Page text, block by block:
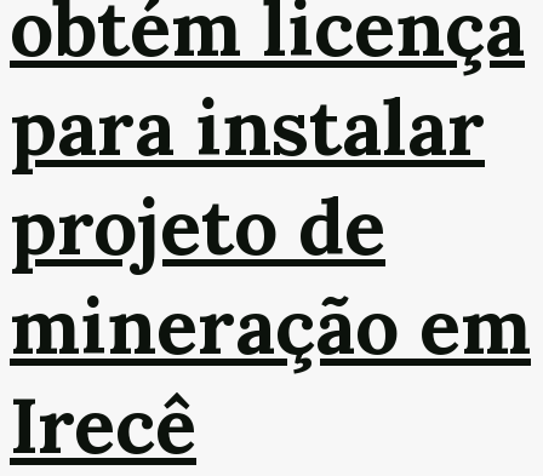
obtém licença
para instalar
projeto de
mineração em
Irecê